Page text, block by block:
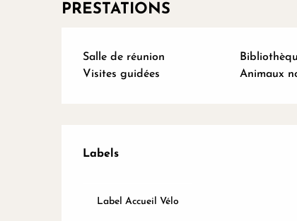
PRESTATIONS
Salle de réunion
Visites guidées
Animaux
Offres de prestations
Labels
Labels
Label Accueil Vélo